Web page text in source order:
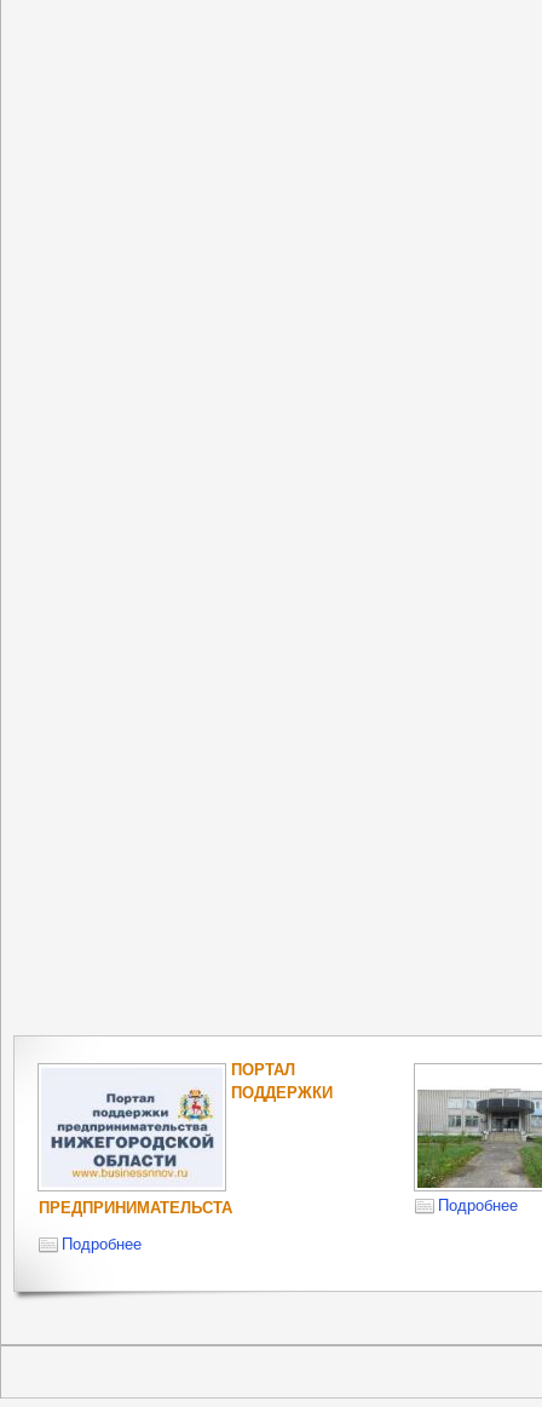
ПОРТАЛ
ПОДДЕРЖКИ
ПРЕДПРИНИМАТЕЛЬСТА
Подробнее
Подробнее